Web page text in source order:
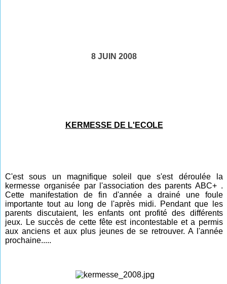
8 JUIN 2008
KERMESSE DE L'ECOLE
C'est sous un magnifique soleil que s'est déroulée la
kermesse organisée par l'association des parents ABC+ .
Cette manifestation de fin d'année a drainé une foule
importante tout au long de l'après midi. Pendant que les
parents discutaient, les enfants ont profité des différents
jeux. Le succès de cette fête est incontestable et a permis
aux anciens et aux plus jeunes de se retrouver. A l'année
prochaine.....